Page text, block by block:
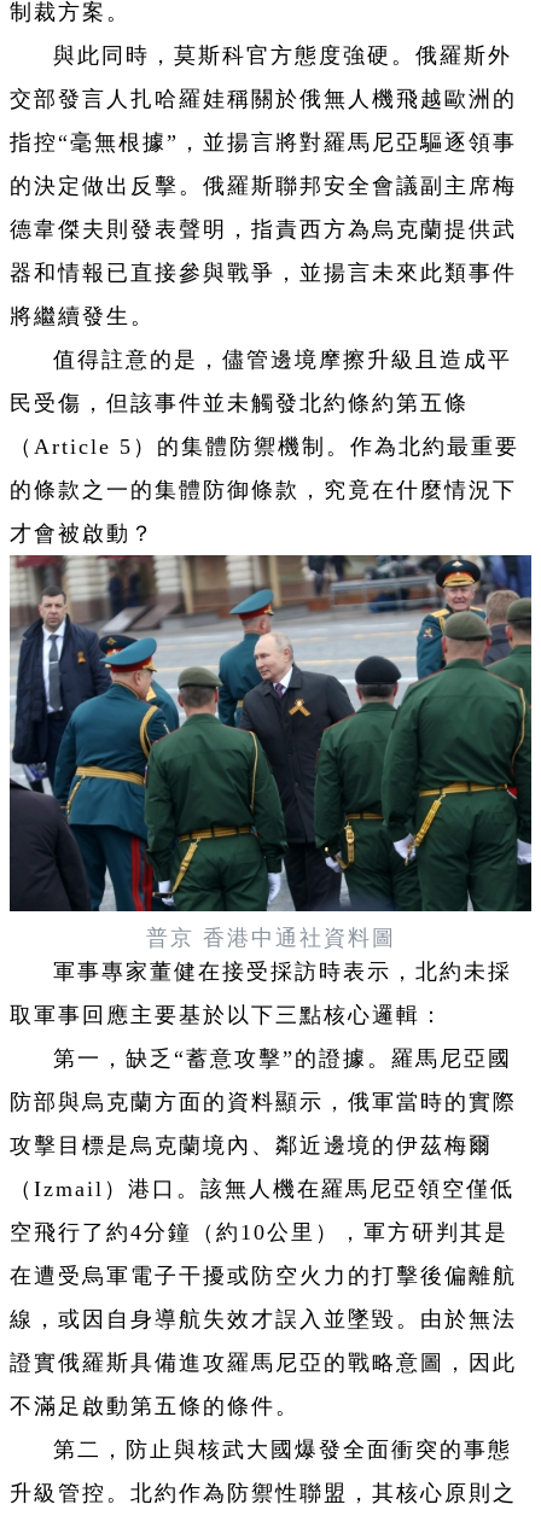
制裁方案。
與此同時，莫斯科官方態度強硬。俄羅斯外
交部發言人扎哈羅娃稱關於俄無人機飛越歐洲的
指控“毫無根據”，並揚言將對羅馬尼亞驅逐領事
的決定做出反擊。俄羅斯聯邦安全會議副主席梅
德韋傑夫則發表聲明，指責西方為烏克蘭提供武
器和情報已直接參與戰爭，並揚言未來此類事件
將繼續發生。
值得註意的是，儘管邊境摩擦升級且造成平
民受傷，但該事件並未觸發北約條約第五條
（Article 5）的集體防禦機制。作為北約最重要
的條款之一的集體防御條款，究竟在什麼情況下
才會被啟動？
普京 香港中通社資料圖
軍事專家董健在接受採訪時表示，北約未採
取軍事回應主要基於以下三點核心邏輯：
第一，缺乏“蓄意攻擊”的證據。羅馬尼亞國
防部與烏克蘭方面的資料顯示，俄軍當時的實際
攻擊目標是烏克蘭境內、鄰近邊境的伊茲梅爾
（Izmail）港口。該無人機在羅馬尼亞領空僅低
空飛行了約4分鐘（約10公里），軍方研判其是
在遭受烏軍電子干擾或防空火力的打擊後偏離航
線，或因自身導航失效才誤入並墜毀。由於無法
證實俄羅斯具備進攻羅馬尼亞的戰略意圖，因此
不滿足啟動第五條的條件。
第二，防止與核武大國爆發全面衝突的事態
升級管控。北約作為防禦性聯盟，其核心原則之